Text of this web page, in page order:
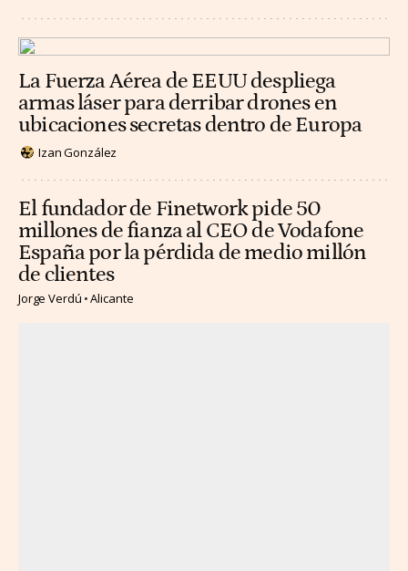
La Fuerza Aérea de EEUU despliega
armas láser para derribar drones en
ubicaciones secretas dentro de Europa
Izan González
El fundador de Finetwork pide 50
millones de fianza al CEO de Vodafone
España por la pérdida de medio millón
de clientes
Jorge Verdú Alicante